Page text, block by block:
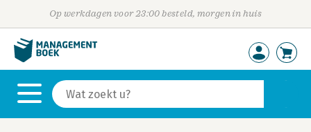
Op werkdagen voor 23:00 besteld, morgen in huis